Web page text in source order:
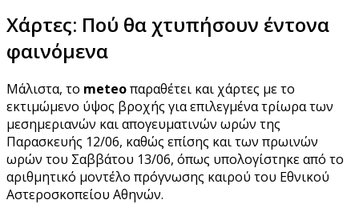
Χάρτες: Πού θα χτυπήσουν έντονα
φαινόμενα
Μάλιστα, το meteoπαραθέτει και χάρτες με το
εκτιμώμενο ύψος βροχής για επιλεγμένα τρίωρα των
μεσημεριανών και απογευματινών ωρών της
Παρασκευής 12/06, καθώς επίσης και των πρωινών
ωρών του Σαββάτου 13/06, όπως υπολογίστηκε από το
αριθμητικό μοντέλο πρόγνωσης καιρού του Εθνικού
Αστεροσκοπείου Αθηνών.